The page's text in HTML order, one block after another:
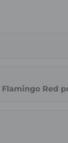
Flamingo Red